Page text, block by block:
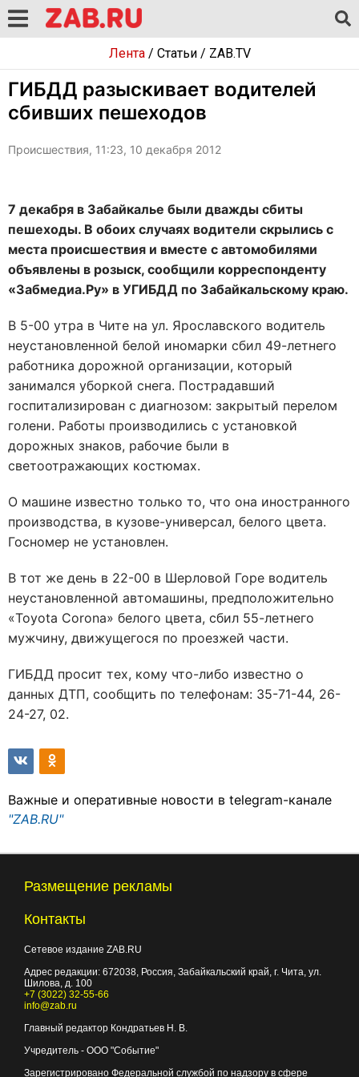
Лента/ Статьи/ ZAB.TV
ГИБДД разыскивает водителей
сбивших пешеходов
Происшествия, 11:23, 10 декабря 2012
7 декабря в Забайкалье были дважды сбиты
пешеходы. В обоих случаях водители скрылись с
места происшествия и вместе с автомобилями
объявлены в розыск, сообщили корреспонденту
«Забмедиа.Ру» в УГИБДД по Забайкальскому краю.
В 5-00 утра в Чите на ул. Ярославского водитель
неустановленной белой иномарки сбил 49-летнего
работника дорожной организации, который
занимался уборкой снега. Пострадавший
госпитализирован с диагнозом: закрытый перелом
голени. Работы производились с установкой
дорожных знаков, рабочие были в
светоотражающих костюмах.
О машине известно только то, что она иностранного
производства, в кузове-универсал, белого цвета.
Госномер не установлен.
В тот же день в 22-00 в Шерловой Горе водитель
неустановленной автомашины, предположительно
«Toyota Corona» белого цвета, сбил 55-летнего
мужчину, движущегося по проезжей части.
ГИБДД просит тех, кому что-либо известно о
данных ДТП, сообщить по телефонам: 35-71-44, 26-
24-27, 02.
Важные и оперативные новости в telegram-канале
"ZAB.RU"
Размещение рекламы
Контакты
Сетевое издание ZAB.RU
Адрес редакции: 672038, Россия, Забайкальский край, г. Чита, ул.
Шилова, д. 100
+7 (3022) 32-55-66
info@zab.ru
Главный редактор Кондратьев Н. В.
Учредитель - ООО "Событие"
Зарегистрировано Федеральной службой по надзору в сфере